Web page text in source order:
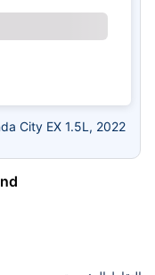
City EX 1.5L, 2022